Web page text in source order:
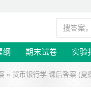
纲 期末试卷 实验
» 货币银行学 课后答案 (夏